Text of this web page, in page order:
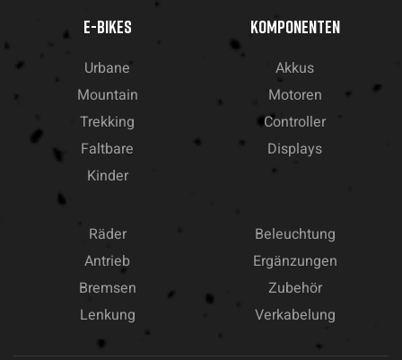
E-BIKES
Urbane
Mountain
Trekking
Faltbare
Kinder
KOMPONENTEN
Akkus
Motoren
Controller
Displays
Räder
Antrieb
Bremsen
Lenkung
Beleuchtung
Ergänzungen
Zubehör
Verkabelung